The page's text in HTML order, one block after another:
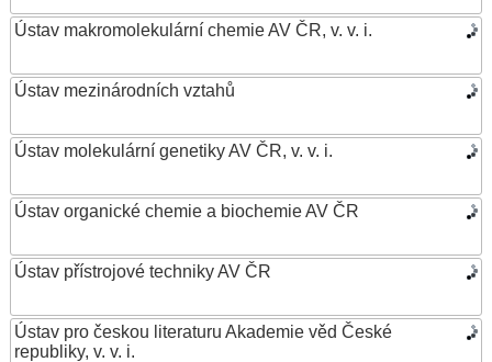
Ústav makromolekulární chemie AV ČR, v. v. i.
Ústav mezinárodních vztahů
Ústav molekulární genetiky AV ČR, v. v. i.
Ústav organické chemie a biochemie AV ČR
Ústav přístrojové techniky AV ČR
Ústav pro českou literaturu Akademie věd České
republiky, v. v. i.